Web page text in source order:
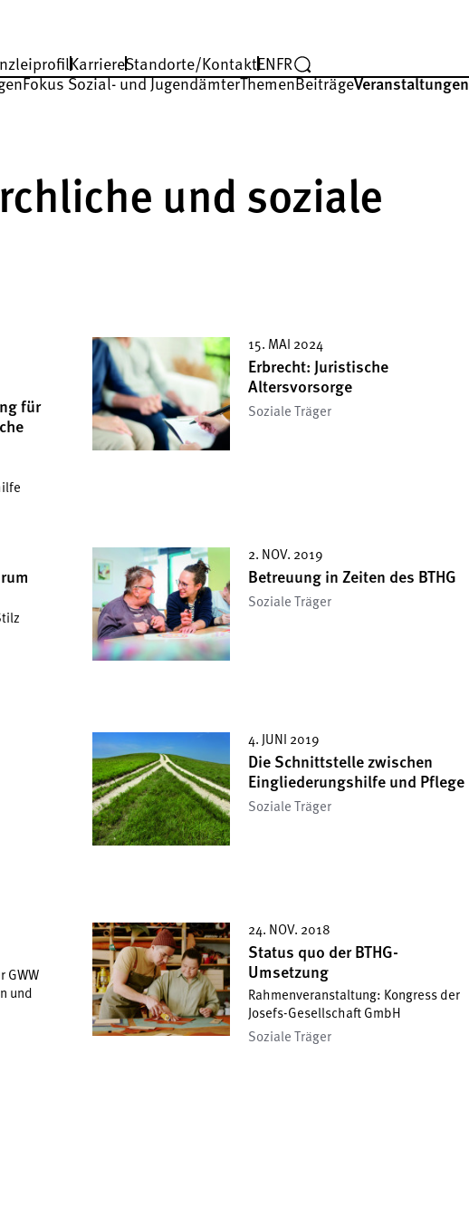
KarriereStandorte/KontaktENFR
Fokus Sozial- und JugendämterThemenBeiträgeVeranstaltungen
und soziale
für
15. MAI 2024
Erbrecht: Juristische
Altersvorsorge
Soziale Träger
2. NOV. 2019
Betreuung in Zeiten des BTHG
Soziale Träger
4. JUNI 2019
Die Schnittstelle zwischen
Eingliederungshilfe und Pflege
Soziale Träger
GWW
und
24. NOV. 2018
Status quo der BTHG-
Umsetzung
Rahmenveranstaltung: Kongress der
Josefs-Gesellschaft GmbH
Soziale Träger